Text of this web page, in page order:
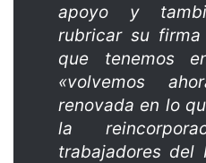
apoyo y
rubricar su
que tenemos
«volvemos
renovada en lo
la
trabajadores del